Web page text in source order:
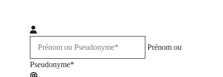
Prénom ou
Pseudonyme*